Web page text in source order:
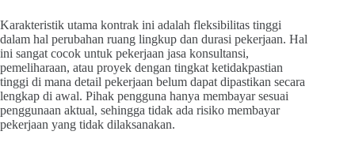
Karakteristik utama kontrak ini adalah fleksibilitas tinggi
dalam hal perubahan ruang lingkup dan durasi pekerjaan. Hal
ini sangat cocok untuk pekerjaan jasa konsultansi,
pemeliharaan, atau proyek dengan tingkat ketidakpastian
tinggi di mana detail pekerjaan belum dapat dipastikan secara
lengkap di awal. Pihak pengguna hanya membayar sesuai
penggunaan aktual, sehingga tidak ada risiko membayar
pekerjaan yang tidak dilaksanakan.